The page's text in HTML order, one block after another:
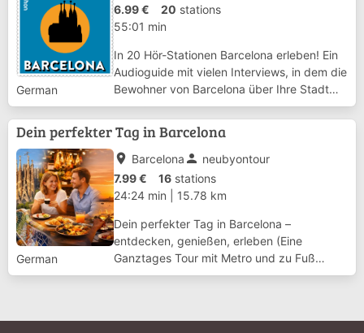
German
6.99 €
20 stations
55:01 min
In 20 Hör-Stationen Barcelona erleben! Ein
Audioguide mit vielen Interviews, in dem die
Bewohner von Barcelona über Ihre Stadt
plaudern., ergänzt durch spannende
Geschichten und Hintergrundinformationen.
Im Mittelpunkt stehen
Sehenswürdigkeiten,...
Dein perfekter Tag in Barcelona
German
place Barcelona person neubyontour
7.99 €
16 stations
24:24 min
15.78 km
Dein perfekter Tag in Barcelona –
entdecken, genießen, erleben (Eine
Ganztages Tour mit Metro und zu Fuß
gelaufene km ca 5-7) Du bist in Barcelona